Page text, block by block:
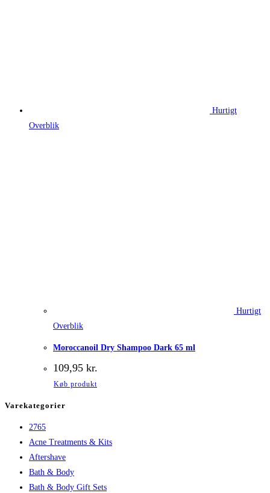
Hurtigt
Overblik
Hurtigt
Overblik
Moroccanoil Dry Shampoo Dark 65 ml
109,95 kr.
Køb produkt
Varekategorier
2765
Acne Treatments & Kits
Aftershave
Bath & Body
Bath & Body Gift Sets